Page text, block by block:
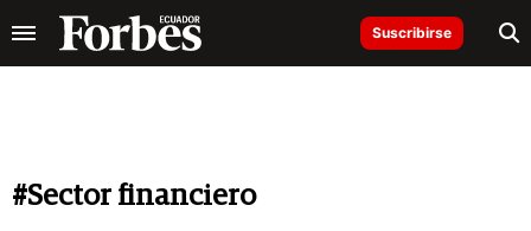
Suscribirse
#Sector financiero